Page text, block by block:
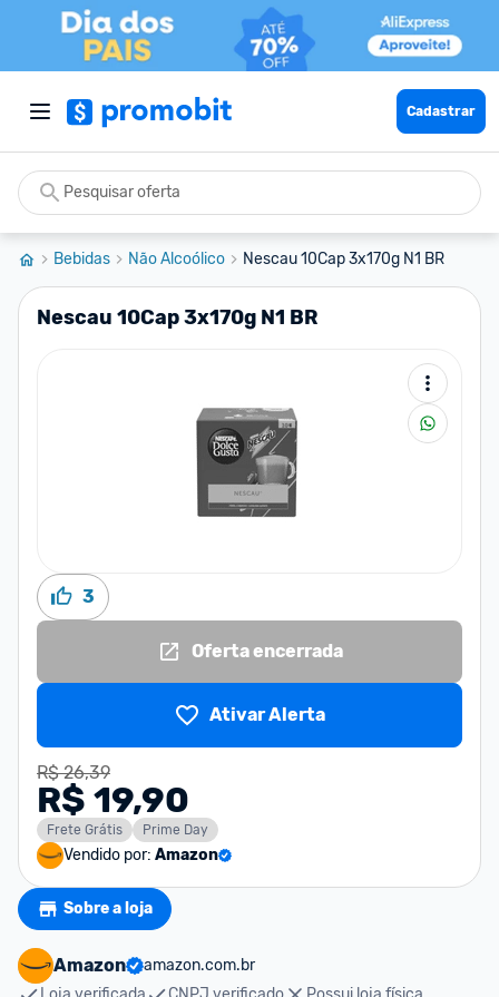
Cadastrar
Bebidas Não Alcoólico Nescau 10Cap 3x170g N1 BR
Nescau 10Cap 3x170g N1 BR
3
Oferta encerrada
Ativar Alerta
R$ 26,39
R$ 19,90
Frete Grátis Prime Day
Vendido por: Amazon
Sobre a loja
Amazon
amazon.com.br